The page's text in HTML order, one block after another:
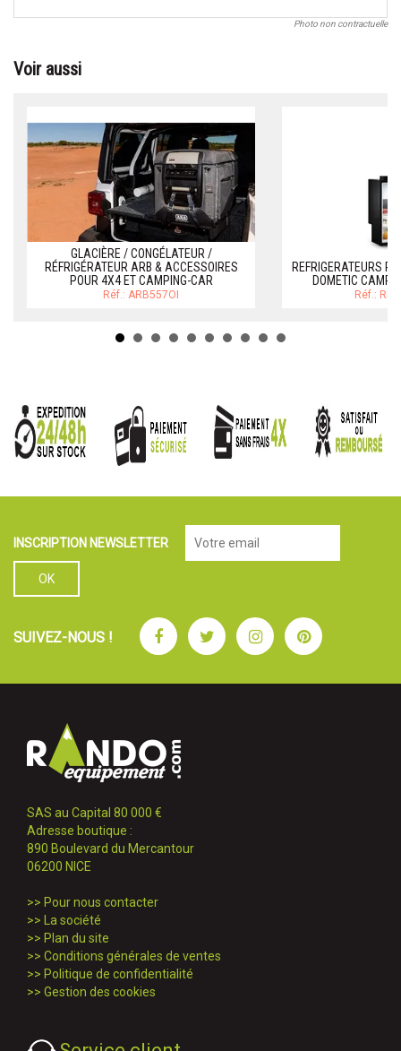
Photo non contractuelle
Voir aussi
GLACIÈRE / CONGÉLATEUR /
RÉFRIGÉRATEUR ARB & ACCESSOIRES
POUR 4X4 ET CAMPING-CAR
Réf.: ARB557OI
REFRIGERATEURS
DOMETIC
Réf.:
INSCRIPTION NEWSLETTER
SUIVEZ-NOUS ! FacebookTwitterInstagramPinterest
SAS au Capital 80 000 €
Adresse boutique :
890 Boulevard du Mercantour
06200 NICE
>> Pour nous contacter
>>
La société
>> Plan du site
>> Conditions générales de ventes
>> Politique de confidentialité
>> Gestion des cookies